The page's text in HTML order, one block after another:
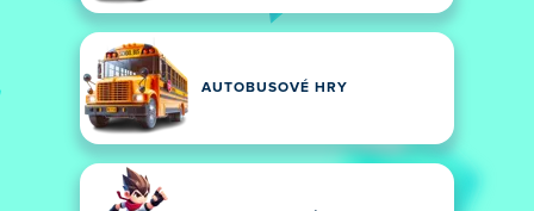
AUTOBUSOVÉ HRY